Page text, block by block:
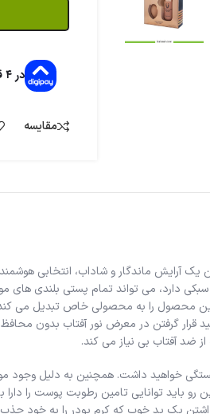
در ۴ قسط با دیجی‌پی
مقایسه
یک آرایش ماندگار و شاداب، انتخابی
سبکی دارد، می تواند تمام پستی
را به محصولی خاص تبدیل می
قرار گرفتن در معرض نور آفتاب
خواهید داشت. همچنین به دلیل وجود
رو باید توانایی تامین رطوبت پوست
یک پد خوب که کرم پودر را به خود